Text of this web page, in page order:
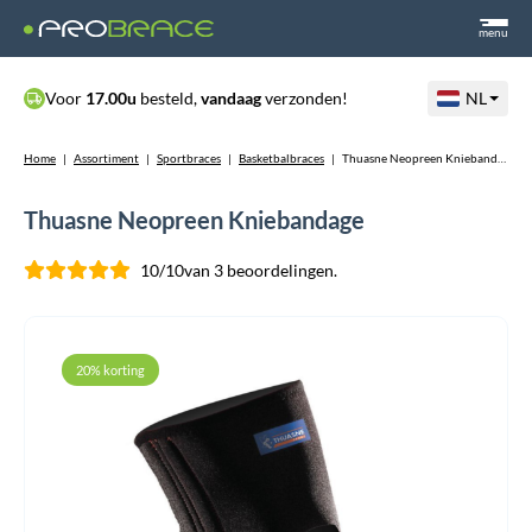
menu
Voor 17.00u besteld,vandaagverzonden! NL
Home | Assortiment | Sportbraces | Basketbalbraces | Thuasne Neopreen Kniebandage
Thuasne Neopreen Kniebandage
10/10van 3 beoordelingen.
20% korting